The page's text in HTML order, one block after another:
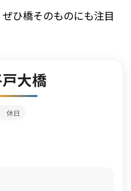
ひ橋そのものにも注目
大橋
休日